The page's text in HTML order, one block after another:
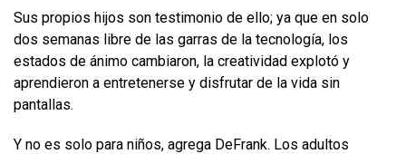
Sus propios hijos son testimonio de ello; ya que en solo
dos semanas libre de las garras de la tecnología, los
estados de ánimo cambiaron, la creatividad explotó y
aprendieron a entretenerse y disfrutar de la vida sin
pantallas.
Y no es solo para niños, agrega DeFrank. Los adultos